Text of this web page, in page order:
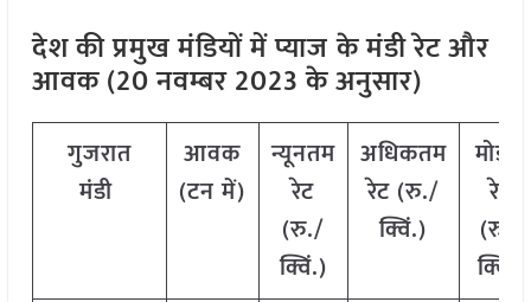
देश की प्रमुख मंडियों में प्याजके मंडी रेट और
आवक (20 नवम्बर 2023 के अनुसार)
गुजरात
मंडी
आवक
(टन में)
न्यूनतम
रेट
(रु./
क्विं.)
अधिकतम
रेट (रु./
क्विं.)
मोडल
रेट
(रु./
क्विं.)